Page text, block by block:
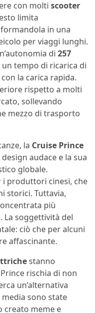
con molti scooter
limita
in una
per viaggi lunghi.
di 257
un tempo di ricarica di
la carica rapida.
rispetto a molti
sollevando
mezzo di trasporto
la Cruise Prince
audace e la sua
globale.
i produttori cinesi, che
storici. Tuttavia,
più
La soggettività del
ciò che per alcuni
affascinante.
stanno
rischia di non
un’alternativa
sono state
creato meme e